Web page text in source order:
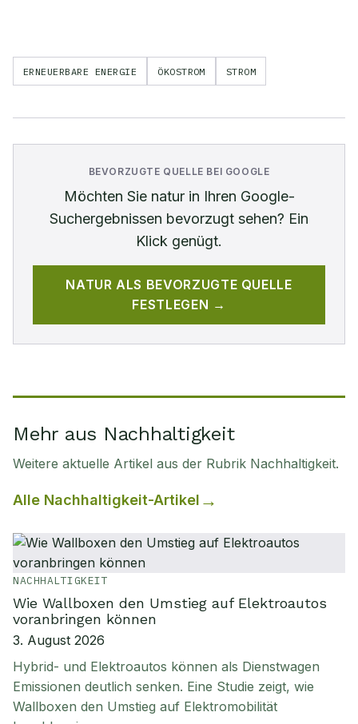
ERNEUERBARE ENERGIE ÖKOSTROM STROM
BEVORZUGTE QUELLE BEI GOOGLE
Möchten Sie naturin Ihren Google-
Suchergebnissen bevorzugt sehen? Ein
Klick genügt.
NATUR ALS BEVORZUGTE QUELLE
FESTLEGEN →
Mehr aus Nachhaltigkeit
Weitere aktuelle Artikel aus der Rubrik Nachhaltigkeit.
Alle Nachhaltigkeit-Artikel
NACHHALTIGKEIT
Wie Wallboxen den Umstieg auf Elektroautos
voranbringen können
3. August 2026
Hybrid- und Elektroautos können als Dienstwagen
Emissionen deutlich senken. Eine Studie zeigt, wie
Wallboxen den Umstieg auf Elektromobilität